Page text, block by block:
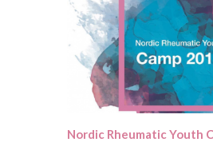
Nordic Rheumatic Youth